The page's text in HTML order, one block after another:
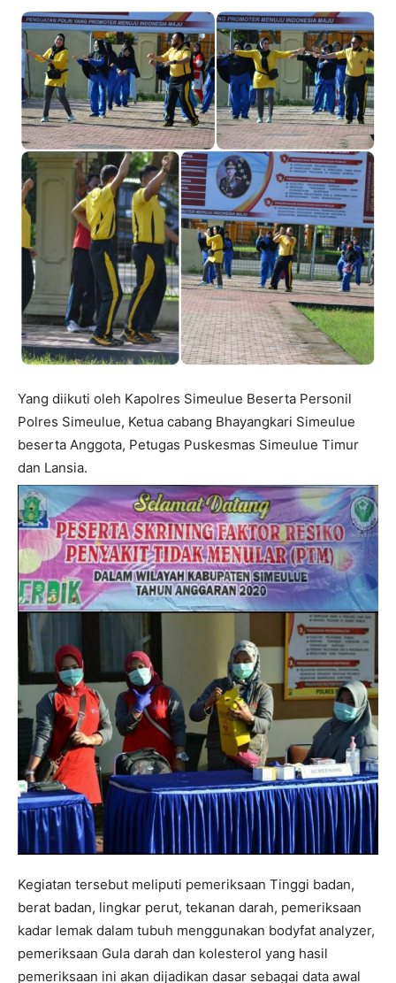
Yang diikuti oleh Kapolres Simeulue Beserta Personil
Polres Simeulue, Ketua cabang Bhayangkari Simeulue
beserta Anggota, Petugas Puskesmas Simeulue Timur
dan Lansia.
Kegiatan tersebut meliputi pemeriksaan Tinggi badan,
berat badan, lingkar perut, tekanan darah, pemeriksaan
kadar lemak dalam tubuh menggunakan bodyfat analyzer,
pemeriksaan Gula darah dan kolesterol yang hasil
pemeriksaan ini akan dijadikan dasar sebagai data awal